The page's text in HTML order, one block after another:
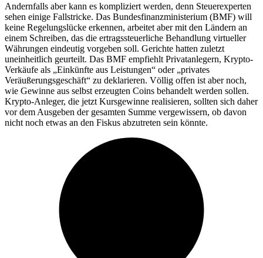
Andernfalls aber kann es kompliziert werden, denn Steuerexperten
sehen einige Fallstricke. Das Bundesfinanzministerium (BMF) will
keine Regelungslücke erkennen, arbeitet aber mit den Ländern an
einem Schreiben, das die ertragssteuerliche Behandlung virtueller
Währungen eindeutig vorgeben soll. Gerichte hatten zuletzt
uneinheitlich geurteilt. Das BMF empfiehlt Privatanlegern, Krypto-
Verkäufe als „Einkünfte aus Leistungen“ oder „privates
Veräußerungsgeschäft“ zu deklarieren. Völlig offen ist aber noch,
wie Gewinne aus selbst erzeugten Coins behandelt werden sollen.
Krypto-Anleger, die jetzt Kursgewinne realisieren, sollten sich daher
vor dem Ausgeben der gesamten Summe vergewissern, ob davon
nicht noch etwas an den Fiskus abzutreten sein könnte.